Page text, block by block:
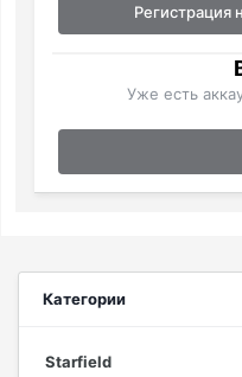
Регистрация
Уже есть
Категории
Starfield